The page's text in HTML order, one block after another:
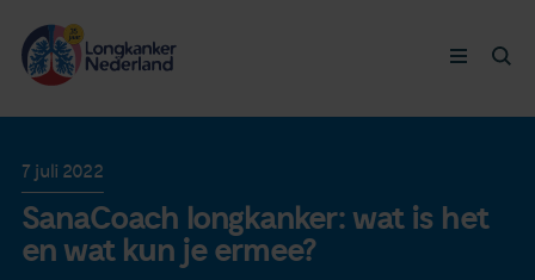
Longkanker
Leven met
7 juli 2022
SanaCoach longkanker: wat is het
en wat kun je ermee?